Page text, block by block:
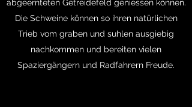
abgeernteten Getreidefeld geniessen können.
Die Schweine können so ihren natürlichen
Trieb vom graben und suhlen ausgiebig
nachkommen und bereiten vielen
Spaziergängern und Radfahrern Freude.